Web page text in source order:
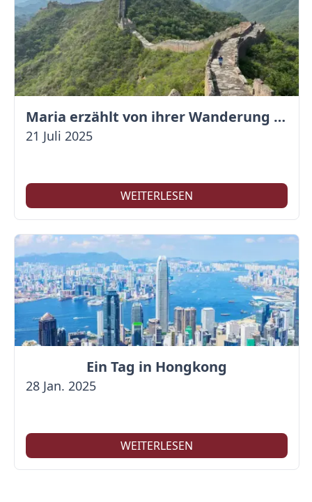
Maria erzählt von ihrer Wanderung auf der Großen Mauer
21 Juli 2025
WEITERLESEN
Ein Tag in Hongkong
28 Jan. 2025
WEITERLESEN